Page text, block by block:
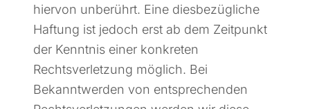
hiervon unberührt. Eine diesbezügliche
Haftung ist jedoch erst ab dem Zeitpunkt
der Kenntnis einer konkreten
Rechtsverletzung möglich. Bei
Bekanntwerden von entsprechenden